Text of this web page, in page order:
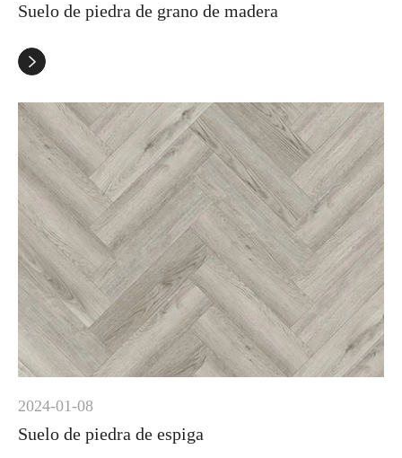
Suelo de piedra de grano de madera

2024-01-08
Suelo de piedra de espiga